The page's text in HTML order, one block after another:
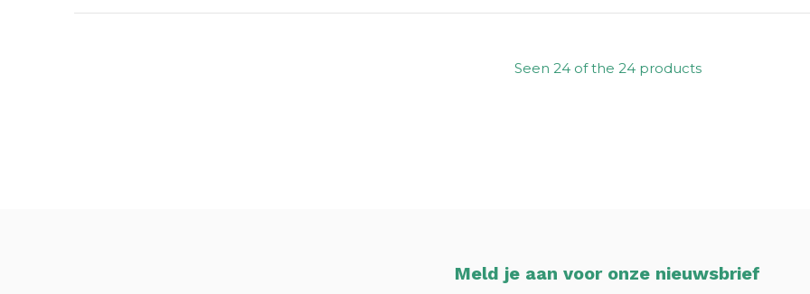
Seen 24 of the 24 products
Meld je aan voor onze nieuwsbrief